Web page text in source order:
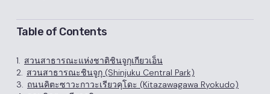
Table of Contents
1. สวนสาธารณะแห่งชาติชินจูกุเกียวเอ็น
2. สวนสาธารณะชินจูกุ (Shinjuku Central Park)
3. ถนนคิตะซาวะกาวะเรียวคุโดะ (Kitazawagawa Ryokudo)